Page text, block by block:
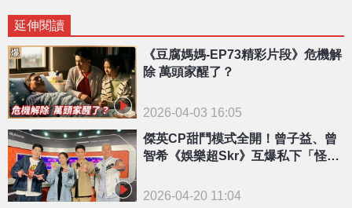
延伸閱讀
《豆腐媽媽-EP73精彩片段》危機解
除 萬頭家醒了？
2026-04-03 16:05
傑英CP甜鬥模式全開！曾子益、曾
智希《娛樂超Skr》互爆私下「怪
2026-04-20 11:04